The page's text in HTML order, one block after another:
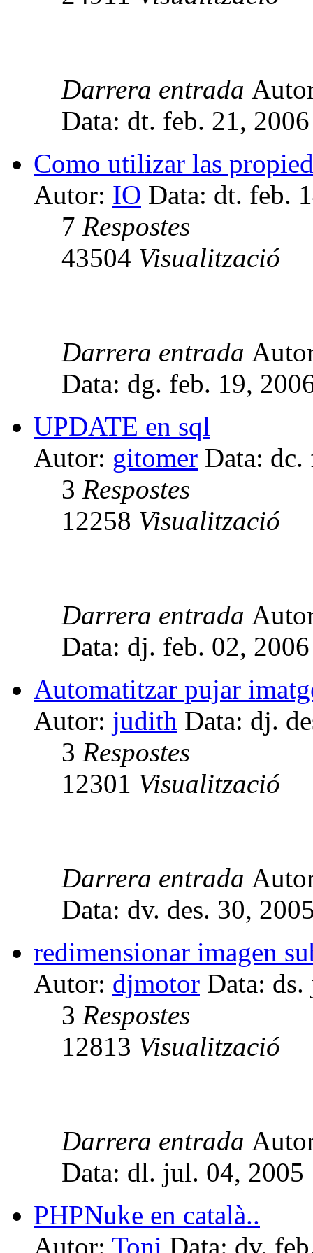
Darrera entrada
Data: dt. feb. 21,
Como utilizar las
Autor: IO Data: dt. feb.
7 Respostes
43504 Visualització
Darrera entrada
Data: dg. feb. 19,
UPDATE en sql
Autor: gitomer Data:
3 Respostes
12258 Visualització
Darrera entrada
Data: dj. feb. 02,
Automatitzar pujar
Autor: judith Data: dj.
3 Respostes
12301 Visualització
Darrera entrada
Data: dv. des. 30,
redimensionar imagen
Autor: djmotor Data:
3 Respostes
12813 Visualització
Darrera entrada
Data: dl. jul. 04, 2005
PHPNuke en català..
Autor: Toni Data: dv.